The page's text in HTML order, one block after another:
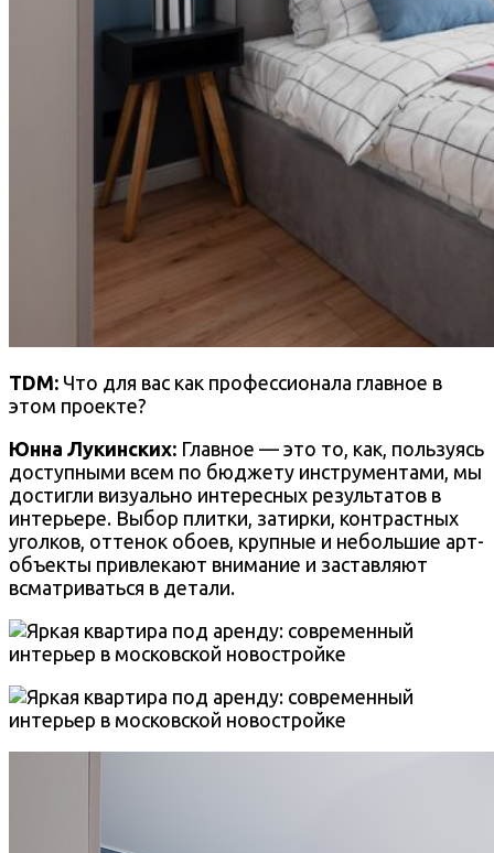
TDM: Что для вас как профессионала главное в
этом проекте?
Юнна Лукинских: Главное — это то, как, пользуясь
доступными всем по бюджету инструментами, мы
достигли визуально интересных результатов в
интерьере. Выбор плитки, затирки, контрастных
уголков, оттенок обоев, крупные и небольшие арт-
объекты привлекают внимание и заставляют
всматриваться в детали.